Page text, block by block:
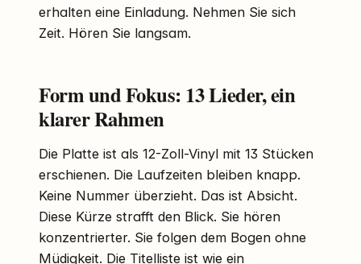
erhalten eine Einladung. Nehmen Sie sich
Zeit. Hören Sie langsam.
Form und Fokus: 13 Lieder, ein
klarer Rahmen
Die Platte ist als 12-Zoll-Vinyl mit 13 Stücken
erschienen. Die Laufzeiten bleiben knapp.
Keine Nummer überzieht. Das ist Absicht.
Diese Kürze strafft den Blick. Sie hören
konzentrierter. Sie folgen dem Bogen ohne
Müdigkeit. Die Titelliste ist wie ein